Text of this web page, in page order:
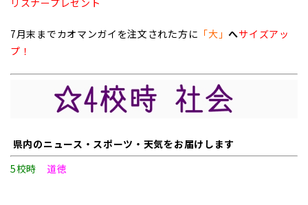
リスナープレゼント
7月末までカオマンガイを注文された方に 「大」へサイズアッ
プ！
県内のニュース・スポーツ・天気をお届けします
5校時 道徳